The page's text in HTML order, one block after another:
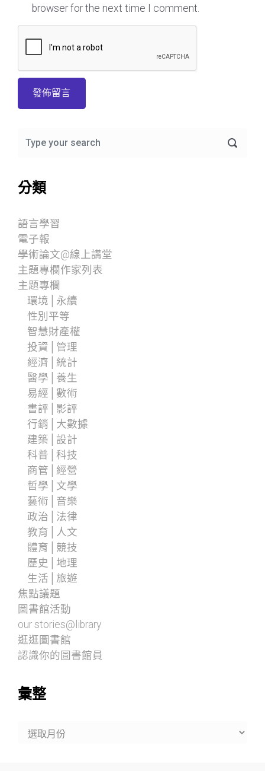
browser for the next time I comment.
分類
語言學習
電子報
學術論文@線上講堂
主題專欄作家列表
主題專欄
環境│永續
性別平等
智慧財產權
投資│管理
經濟│統計
醫學│養生
易經│數術
書評│影評
行銷│大數據
建築│設計
科普│科技
商管│經營
哲學│文學
藝術│音樂
政治│法律
教育│人文
體育│競技
歷史│地理
生活│旅遊
焦點議題
圖書館活動
our stories@library
逛逛圖書館
認識你的圖書館員
彙整